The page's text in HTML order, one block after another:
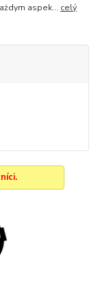
aspek... celý